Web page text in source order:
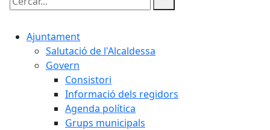
Cercar:
Ajuntament
Salutació de l'Alcaldessa
Govern
Consistori
Informació dels regidors
Agenda política
Grups municipals